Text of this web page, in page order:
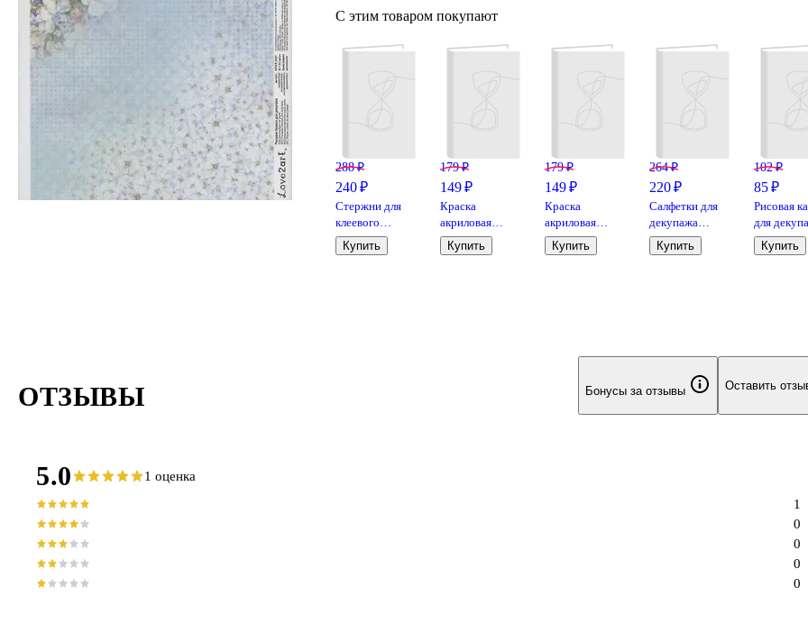
рисовую бумагу для декупажа можно для украшения абсолютного
дерево, пластик и стекло.
С этим товаром покупают
288 ₽
240 ₽
Стержни для
клеевого
пистолета,
d=7мм*18см, 7
Купить
179 ₽
149 ₽
Краска
акриловая
перламутровая
Фиолетовая,
Купить
179 ₽
149 ₽
Краска
акриловая
перламутровая
Красная, 40мл,
Купить
264 ₽
220 ₽
Салфетки для
декупажа
(ассорти)
"Лимонный
Купить
102 ₽
85 ₽
Рисовая
для
SAFINA
см) (Ж-005)
Купить
ОТЗЫВЫ Бонусы за отзывы Оставить
5.0 1 оценка
0
0
0
0
1